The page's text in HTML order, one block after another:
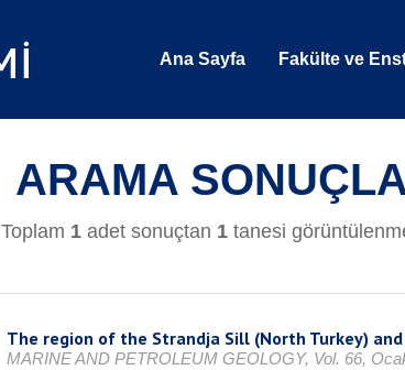
Ana Sayfa Fakülte ve
ARAMA
Toplam 1 adet sonuçtan 1 tanesi
The region of the Strandja Sill (North Turkey)
MARINE AND PETROLEUM GEOLOGY, Vol. 66,